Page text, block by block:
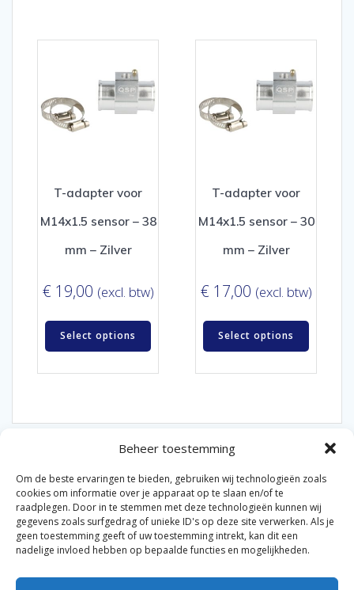
Beheer toestemming
Om de beste ervaringen te bieden, gebruiken wij technologieën zoals
cookies om informatie over je apparaat op te slaan en/of te
raadplegen. Door in te stemmen met deze technologieën kunnen wij
gegevens zoals surfgedrag of unieke ID's op deze site verwerken. Als je
geen toestemming geeft of uw toestemming intrekt, kan dit een
nadelige invloed hebben op bepaalde functies en mogelijkheden.
T-adapter voor
M14x1.5 sensor – 38
mm – Zilver
€ 19,00 (excl. btw)
Select options
T-adapter voor
M14x1.5 sensor – 30
mm – Zilver
€ 17,00 (excl. btw)
Select options
© 2026 Van der Bel Las en Radiateurenbedrijf.
Privacyverklaring|Cookiebeleid|Retourbeleid|